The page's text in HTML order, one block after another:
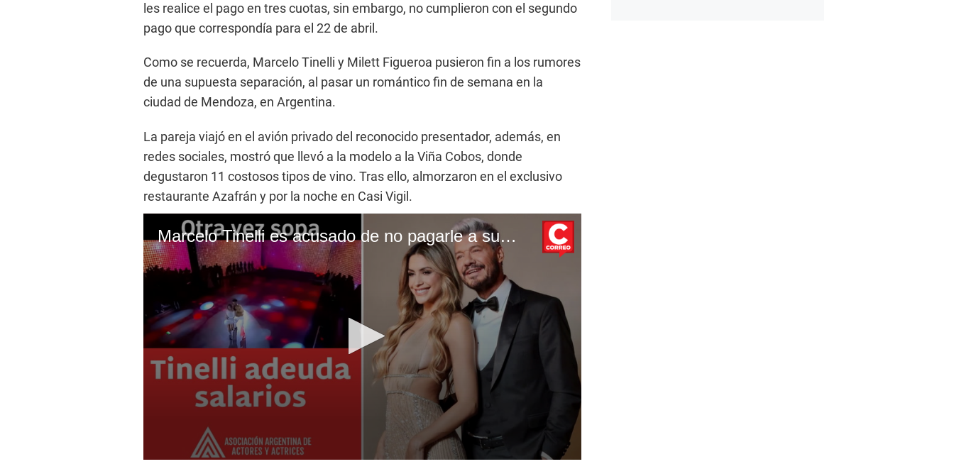
les realice el pago en tres cuotas, sin embargo, no cumplieron con el segundo
pago que correspondía para el 22 de abril.
Como se recuerda, Marcelo Tinelli y Milett Figueroa pusieron fin a los rumores
de una supuesta separación, al pasar un romántico fin de semana en la
ciudad de Mendoza, en Argentina.
La pareja viajó en el avión privado del reconocido presentador, además, en
redes sociales, mostró que llevó a la modelo a la Viña Cobos, donde
degustaron 11 costosos tipos de vino. Tras ello, almorzaron en el exclusivo
restaurante Azafrán y por la noche en Casi Vigil.
Marcelo Tinelli es acusado de no pagarle a sus trabajadores